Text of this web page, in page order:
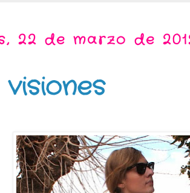
22 de marzo de